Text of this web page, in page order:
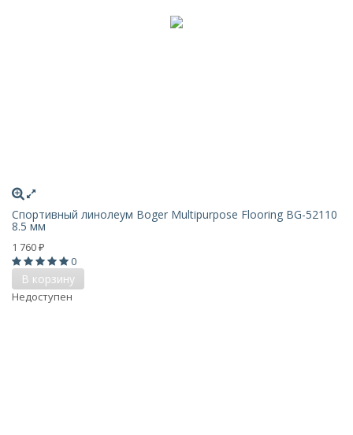
Спортивный линолеум Boger Multipurpose Flooring BG-52110
8.5 мм
1 760 ₽
0
В корзину
Недоступен